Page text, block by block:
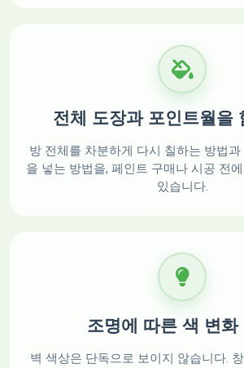
전체 도장과 포인트월을
방 전체를 차분하게 다시 칠하는 방법
을 넣는 방법을, 페인트 구매나 시공 전
있습니다.
조명에 따른 색 변화
벽 색상은 단독으로 보이지 않습니다.